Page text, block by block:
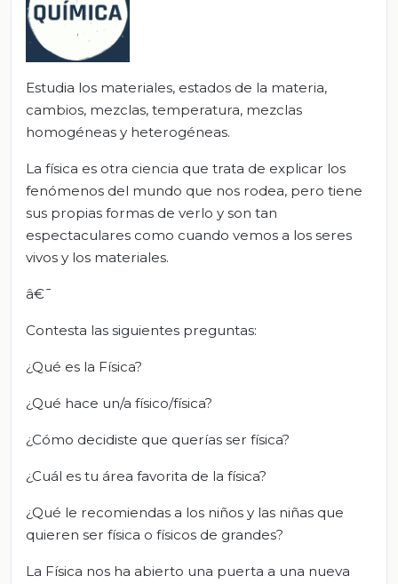
Estudia los materiales, estados de la materia,
cambios, mezclas, temperatura, mezclas
homogéneas y heterogéneas.
La física es otra ciencia que trata de explicar los
fenómenos del mundo que nos rodea, pero tiene
sus propias formas de verlo y son tan
espectaculares como cuando vemos a los seres
vivos y los materiales.
â€¯
Contesta las siguientes preguntas:
¿Qué es la Física?
¿Qué hace un/a físico/física?
¿Cómo decidiste que querías ser física?
¿Cuál es tu área favorita de la física?
¿Qué le recomiendas a los niños y las niñas que
quieren ser física o físicos de grandes?
La Física nos ha abierto una puerta a una nueva